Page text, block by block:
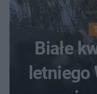
Białe
letniego